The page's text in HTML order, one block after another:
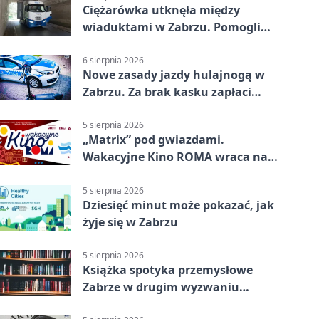
Ciężarówka utknęła między
wiaduktami w Zabrzu. Pomogli
6 sierpnia 2026
Nowe zasady jazdy hulajnogą w
Zabrzu. Za brak kasku zapłaci
5 sierpnia 2026
„Matrix” pod gwiazdami.
Wakacyjne Kino ROMA wraca na
5 sierpnia 2026
Dziesięć minut może pokazać, jak
żyje się w Zabrzu
5 sierpnia 2026
Książka spotyka przemysłowe
Zabrze w drugim wyzwaniu